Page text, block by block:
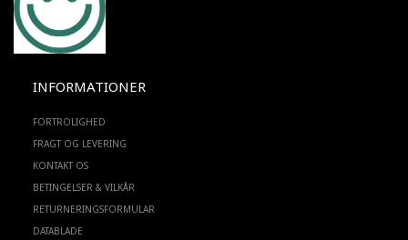
INFORMATIONER
FORTROLIGHED
FRAGT OG LEVERING
KONTAKT OS
BETINGELSER & VILKÅR
RETURNERINGSFORMULAR
DATABLADE